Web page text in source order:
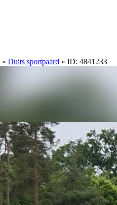
» Duits sportpaard » ID: 4841233